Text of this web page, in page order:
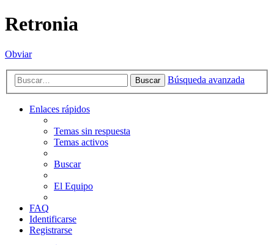
Retronia
Obviar
Buscar Búsqueda avanzada
Enlaces rápidos
Temas sin respuesta
Temas activos
Buscar
El Equipo
FAQ
Identificarse
Registrarse